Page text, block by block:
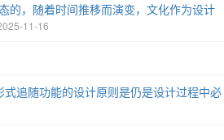
的，随着时间推移而演变，文化作为设计
11-16
追随功能的设计原则是仍是设计过程中必